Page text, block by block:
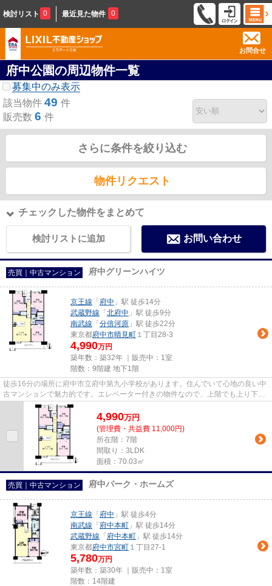
検討リスト 0 最近見た物件 0
お問合せ
府中公園の周辺物件一覧
募集中のみ表示
該当物件 49 件
販売数 6 件
さらに条件を絞り込む
物件リクエスト
チェックした物件をまとめて
検討リストに追加 お問い合わせ
売買｜中古マンション 府中グリーンハイツ
京王線 「 府中 」駅 徒歩14分
武蔵野線 「 北府中 」駅 徒歩9分
南武線 「 分倍河原 」駅 徒歩22分
東京都府中市晴見町 １丁目28-3
4,990万円
築年数：築32年 ｜販売中： 1室
階数：9階建 地下1階
徒歩16分の場所に府中市立府中第九小学校があります。住んでいて心地の良い中
古マンションで魅力的です。エレベーター付きの物件なので、上階でも上り下り
が楽です。駅まで徒歩14分で...
4,990万円
(管理費・共益費 11,000円)
所在階：7階
間取り：3LDK
面積：70.03㎡
売買｜中古マンション 府中パーク・ホームズ
京王線 「 府中 」駅 徒歩4分
南武線 「 府中本町 」駅 徒歩14分
武蔵野線 「 府中本町 」駅 徒歩14分
東京都府中市宮町 １丁目27-1
5,780万円
築年数：築30年 ｜販売中： 1室
階数：14階建